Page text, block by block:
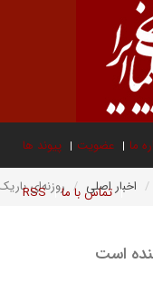
ما عضویت پیوند ها
تماس با ما RSS اخبار اصلی روزنه‌ای
است